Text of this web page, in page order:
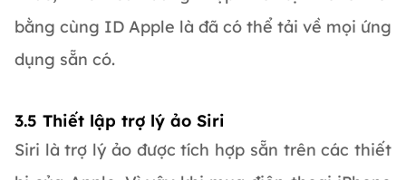
bằng cùng ID Apple là đã có thể tải về mọi ứng
dụng sẵn có.
3.5 Thiết lập trợ lý ảo Siri
Siri là trợ lý ảo được tích hợp sẵn trên các thiết